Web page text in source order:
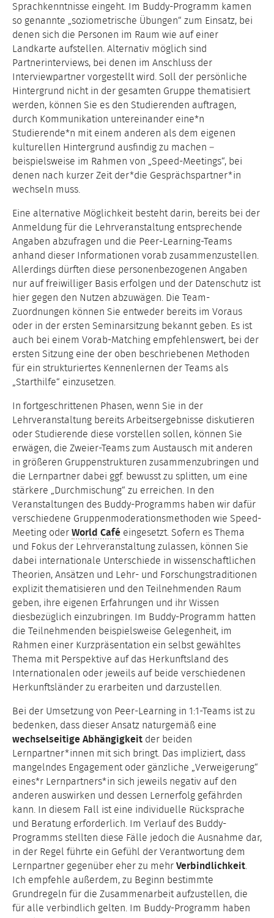
Sprachkenntnisse eingeht. Im Buddy-Programm kamen
so genannte „soziometrische Übungen“ zum Einsatz, bei
denen sich die Personen im Raum wie auf einer
Landkarte aufstellen. Alternativ möglich sind
Partnerinterviews, bei denen im Anschluss der
Interviewpartner vorgestellt wird. Soll der persönliche
Hintergrund nicht in der gesamten Gruppe thematisiert
werden, können Sie es den Studierenden auftragen,
durch Kommunikation untereinander eine*n
Studierende*n mit einem anderen als dem eigenen
kulturellen Hintergrund ausfindig zu machen –
beispielsweise im Rahmen von „Speed-Meetings“, bei
denen nach kurzer Zeit der*die Gesprächspartner*in
wechseln muss.
Eine alternative Möglichkeit besteht darin, bereits bei der
Anmeldung für die Lehrveranstaltung entsprechende
Angaben abzufragen und die Peer-Learning-Teams
anhand dieser Informationen vorab zusammenzustellen.
Allerdings dürften diese personenbezogenen Angaben
nur auf freiwilliger Basis erfolgen und der Datenschutz ist
hier gegen den Nutzen abzuwägen. Die Team-
Zuordnungen können Sie entweder bereits im Voraus
oder in der ersten Seminarsitzung bekannt geben. Es ist
auch bei einem Vorab-Matching empfehlenswert, bei der
ersten Sitzung eine der oben beschriebenen Methoden
für ein strukturiertes Kennenlernen der Teams als
„Starthilfe“ einzusetzen.
In fortgeschrittenen Phasen, wenn Sie in der
Lehrveranstaltung bereits Arbeitsergebnisse diskutieren
oder Studierende diese vorstellen sollen, können Sie
erwägen, die Zweier-Teams zum Austausch mit anderen
in größeren Gruppenstrukturen zusammenzubringen und
die Lernpartner dabei ggf. bewusst zu splitten, um eine
stärkere „Durchmischung“ zu erreichen. In den
Veranstaltungen des Buddy-Programms haben wir dafür
verschiedene Gruppenmoderationsmethoden wie Speed-
Meeting oder World Café eingesetzt. Sofern es Thema
und Fokus der Lehrveranstaltung zulassen, können Sie
dabei internationale Unterschiede in wissenschaftlichen
Theorien, Ansätzen und Lehr- und Forschungstraditionen
explizit thematisieren und den Teilnehmenden Raum
geben, ihre eigenen Erfahrungen und ihr Wissen
diesbezüglich einzubringen. Im Buddy-Programm hatten
die Teilnehmenden beispielsweise Gelegenheit, im
Rahmen einer Kurzpräsentation ein selbst gewähltes
Thema mit Perspektive auf das Herkunftsland des
Internationalen oder jeweils auf beide verschiedenen
Herkunftsländer zu erarbeiten und darzustellen.
Bei der Umsetzung von Peer-Learning in 1:1-Teams ist zu
bedenken, dass dieser Ansatz naturgemäß eine
wechselseitige Abhängigkeit der beiden
Lernpartner*innen mit sich bringt. Das impliziert, dass
mangelndes Engagement oder gänzliche „Verweigerung“
eines*r Lernpartners*in sich jeweils negativ auf den
anderen auswirken und dessen Lernerfolg gefährden
kann. In diesem Fall ist eine individuelle Rücksprache
und Beratung erforderlich. Im Verlauf des Buddy-
Programms stellten diese Fälle jedoch die Ausnahme dar,
in der Regel führte ein Gefühl der Verantwortung dem
Lernpartner gegenüber eher zu mehr Verbindlichkeit.
Ich empfehle außerdem, zu Beginn bestimmte
Grundregeln für die Zusammenarbeit aufzustellen, die
für alle verbindlich gelten. Im Buddy-Programm haben